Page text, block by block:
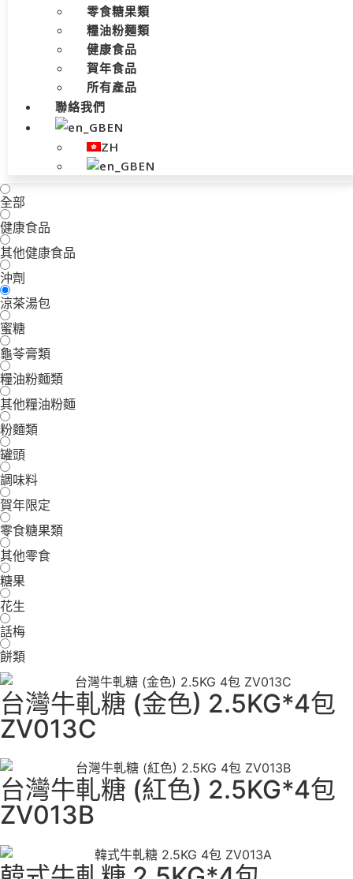
零食糖果類
糧油粉麵類
健康食品
賀年食品
所有產品
聯絡我們
EN
ZH
EN
全部
健康食品
其他健康食品
沖劑
涼茶湯包
蜜糖
龜苓膏類
糧油粉麵類
其他糧油粉麵
粉麵類
罐頭
調味料
賀年限定
零食糖果類
其他零食
糖果
花生
話梅
餅類
台灣牛軋糖 (金色) 2.5KG*4包
ZV013C
台灣牛軋糖 (紅色) 2.5KG*4包
ZV013B